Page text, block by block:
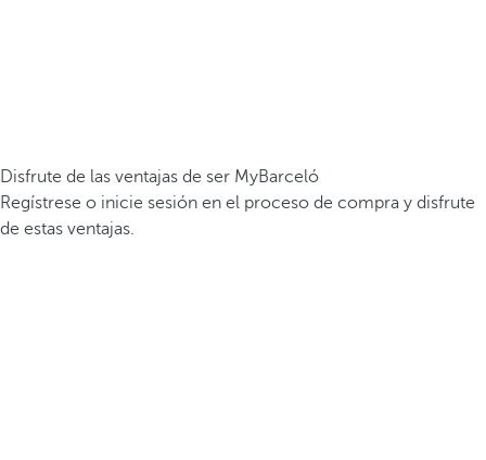
Disfrute de las ventajas de ser MyBarceló
Regístrese o inicie sesión en el proceso de compra y disfrute
de estas ventajas.